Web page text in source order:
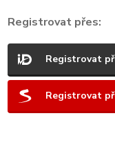
Registrovat přes:
Registrovat
Registrovat